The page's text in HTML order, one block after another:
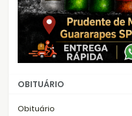
OBITUÁRIO
Obituário